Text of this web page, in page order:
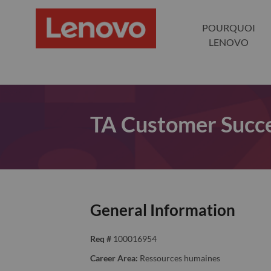
POURQUOI
LENOVO
TA Customer
General Information
Req # 100016954
Career Area: Ressources humaines